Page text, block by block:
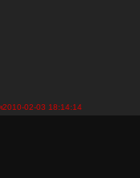
2010-02-03 18:14:14